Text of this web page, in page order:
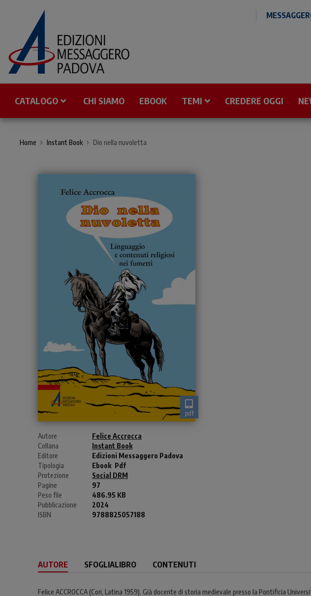
CATALOGO CHI SIAMO EBOOK TEMI CREDERE OGGI
Home Instant Book Dio nella nuvoletta
pdf
Autore
Felice Accrocca
Collana
Instant Book
Editore
Edizioni Messaggero Padova
Tipologia
Ebook Pdf
Protezione
Social DRM
Pagine
97
Peso file
486.95 KB
Pubblicazione
2024
ISBN
9788825057188
AUTORE SFOGLIALIBRO CONTENUTI
Felice ACCROCCA (Cori, Latina 1959). Già docente di storia medievale presso la Pontificia